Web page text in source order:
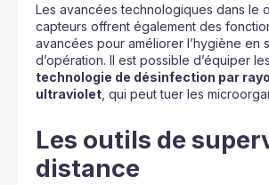
Les avancées technologiques dans le
capteurs offrent également des
avancées pour améliorer l’hygiène en
d’opération. Il est possible d’équiper
technologie de désinfection par
ultraviolet , qui peut tuer les
Les outils de
distance